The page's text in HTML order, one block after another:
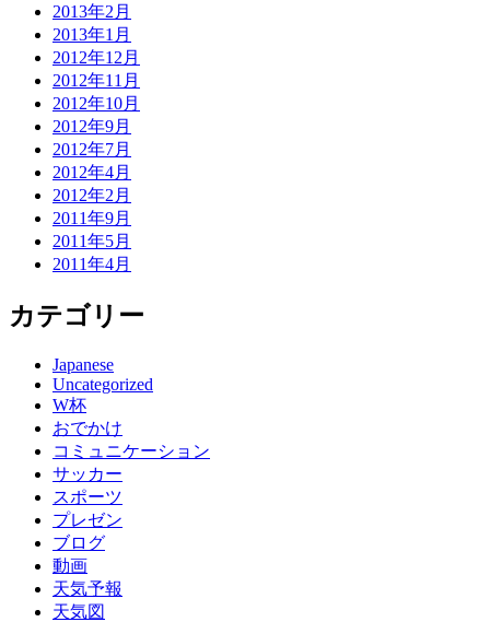
2013年2月
2013年1月
2012年12月
2012年11月
2012年10月
2012年9月
2012年7月
2012年4月
2012年2月
2011年9月
2011年5月
2011年4月
カテゴリー
Japanese
Uncategorized
W杯
おでかけ
コミュニケーション
サッカー
スポーツ
プレゼン
ブログ
動画
天気予報
天気図